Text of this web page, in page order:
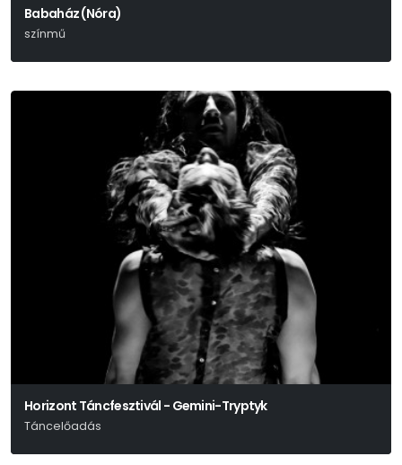
Babaház (Nóra)
színmű
Horizont Táncfesztivál - Gemini-Tryptyk
Táncelőadás